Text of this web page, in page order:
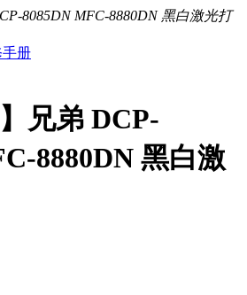
册
兄弟 DCP-
8880DN 黑白激